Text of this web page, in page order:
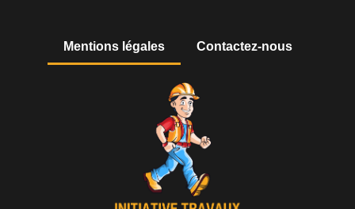
Mentions légales Contactez-nous